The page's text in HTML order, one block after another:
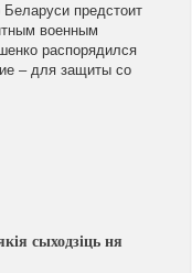
предстоит
военным
распорядился
– для защиты со
сыходзіць ня